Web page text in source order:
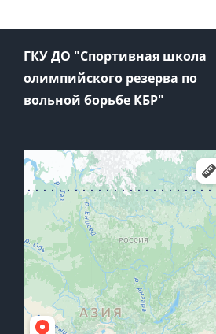
ГКУ ДО "Спортивная школа
олимпийского резерва по
вольной борьбе КБР"